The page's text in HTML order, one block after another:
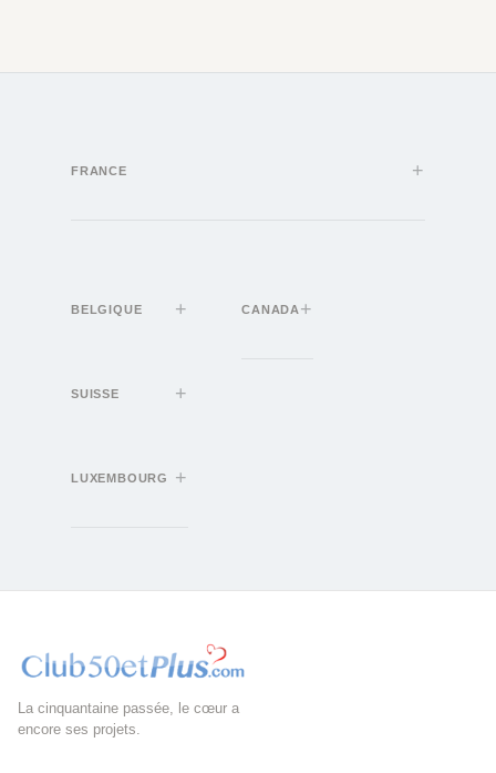
FRANCE
BELGIQUE
SUISSE
LUXEMBOURG
CANADA
La cinquantaine passée, le cœur a
encore ses projets.